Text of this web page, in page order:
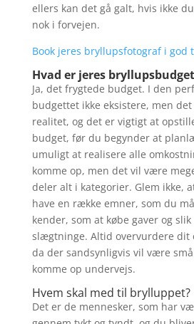
ellers kan det gå galt, hvis ikke
nok i forvejen.
Book jeres bryllupsfotograf i god
Hvad er jeres
Ja, det frygtede budget. I den
budgettet ikke eksistere, men
realitet, og det er vigtigt at
budget, før du begynder at
umuligt at realisere alle
komme op, men det vil være
deler alt i kategorier. Glem ikke,
have en række emner, som du
kender, som at købe gaver og
slægtninge. Altid overvurdere dit
da der sandsynligvis vil være
komme op undervejs.
Hvem skal med til brylluppet?
Det er de mennesker, som har